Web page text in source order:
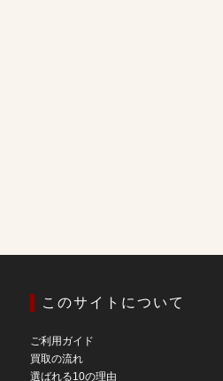
このサイトについて
ご利用ガイド
買取の流れ
選ばれる10の理由